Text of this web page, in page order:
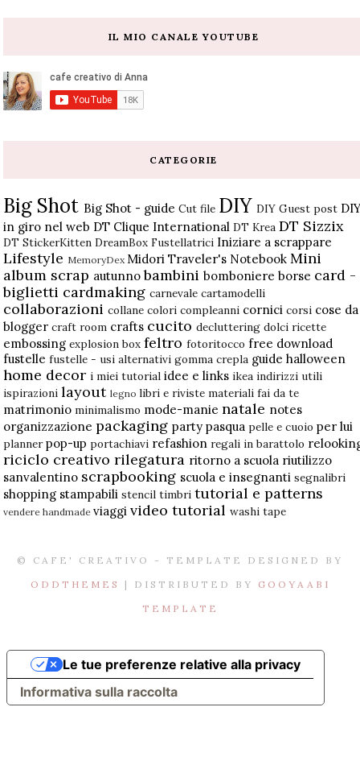
IL MIO CANALE YOUTUBE
CATEGORIE
Big Shot Big Shot - guide Cut file DIY DIY Guest post
in giro nel web DT Clique International DT Krea DT Sizzix
DT StickerKitten DreamBox Fustellatrici Iniziare a scrappare
Lifestyle MemoryDex Midori Traveler's Notebook Mini
album scrap autunno bambini bomboniere borse card -
biglietti cardmaking carnevale cartamodelli
collaborazioni collane colori compleanni cornici corsi cose da
blogger craft room crafts cucito decluttering dolci ricette
embossing explosion box feltro fotoritocco free download
fustelle fustelle - usi alternativi gomma crepla guide halloween
home decor i miei tutorial idee e links ikea indirizzi utili
ispirazioni layout legno libri e riviste materiali fai da te
matrimonio minimalismo mode-manie natale notes
organizzazione packaging party pasqua pelle e cuoio per lui
planner pop-up portachiavi refashion regali in barattolo
riciclo creativo rilegatura ritorno a scuola riutilizzo
sanvalentino scrapbooking scuola e insegnanti segnalibri
shopping stampabili stencil timbri tutorial e patterns
vendere handmade viaggi video tutorial washi tape
© CAFE' CREATIVO - TEMPLATE DESIGNED BY
ODDTHEMES
| DISTRIBUTED BY GOOYAABI
TEMPLATE
Informativa sulla raccolta
Le tue preferenze relative alla privacy